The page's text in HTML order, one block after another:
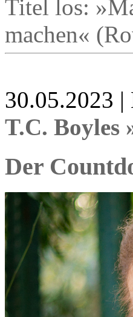
Titel los:
machen«
30.05.2023
T.C. Boyles
Der